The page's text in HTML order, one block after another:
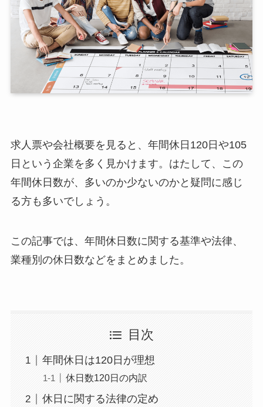
求人票や会社概要を見ると、年間休日120日や105
日という企業を多く見かけます。はたして、この
年間休日数が、多いのか少ないのかと疑問に感じ
る方も多いでしょう。
この記事では、年間休日数に関する基準や法律、
業種別の休日数などをまとめました。
目次
年間休日は120日が理想
休日数120日の内訳
休日に関する法律の定め